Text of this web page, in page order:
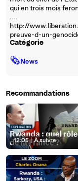
qui en trois mois
....
http://
preuve-d-un-
Catégorie
🗞News
Recommandations
12:05 | À suivre